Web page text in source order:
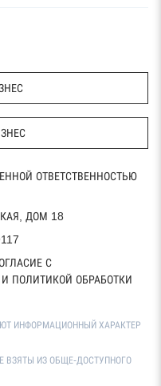
ОТВЕТСТВЕННОСТЬЮ
ДОМ 18
С
ПОЛИТИКОЙ ОБРАБОТКИ
ИНФОРМАЦИОННЫЙ ХАРАКТЕР
ВЗЯТЫ ИЗ ОБЩЕ-ДОСТУПНОГО